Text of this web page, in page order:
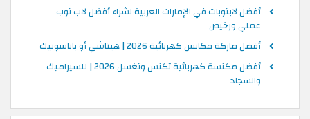
أفضل لابتوبات في الإمارات العربية لشراء أفضل لاب توب
عملي ورخيص
أفضل ماركة مكانس كهربائية 2026 | هيتاشي أو باناسونيك
أفضل مكنسة كهربائية تكنس وتغسل 2026 | للسيراميك
والسجاد